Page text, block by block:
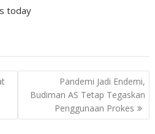
today
Pandemi Jadi Endemi,
Budiman AS Tetap Tegaskan
Penggunaan Prokes